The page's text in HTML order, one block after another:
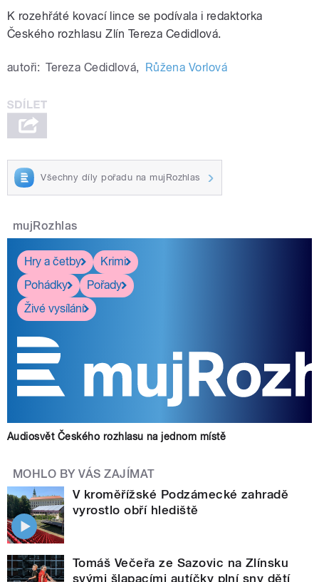
K rozehřáté kovací lince se podívala i redaktorka
Českého rozhlasu Zlín Tereza Cedidlová.
autoři: Tereza Cedidlová, Růžena Vorlová
Všechny díly pořadu na mujRozhlas
mujRozhlas
Hry a četby
Krimi
Pohádky
Pořady
Živé vysílání
Audiosvět Českého rozhlasu na jednom místě
MOHLO BY VÁS ZAJÍMAT
V kroměřížské Podzámecké zahradě
vyrostlo obří hlediště
Tomáš Večeřa ze Sazovic na Zlínsku
svými šlapacími autíčky plní sny dětí